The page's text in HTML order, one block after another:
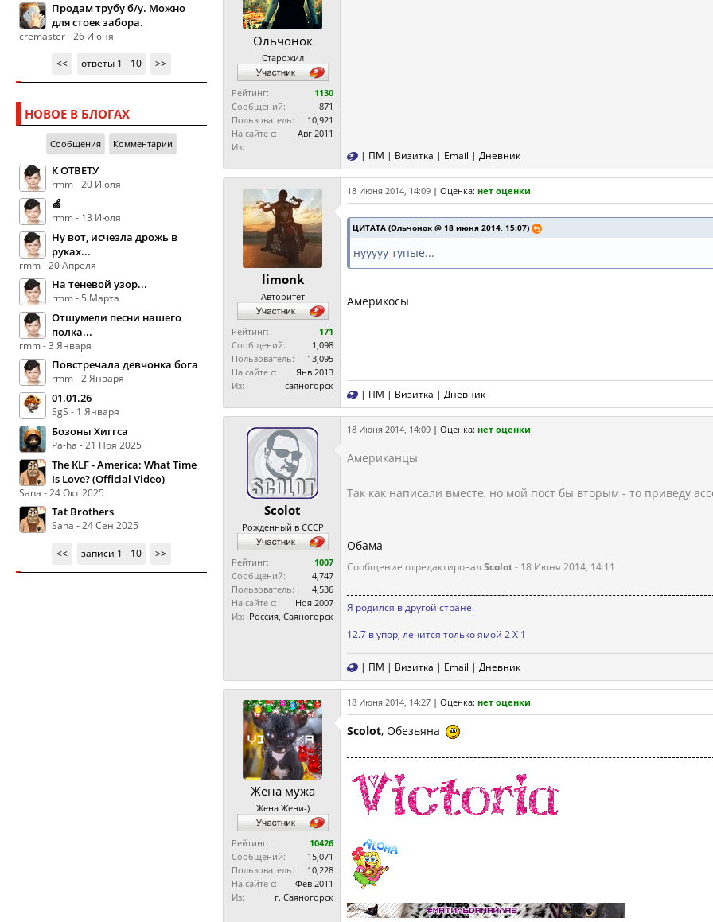
Продам трубу б/у. Можно
для стоек забора.
cremaster - 26 Июня
<<
ответы 1 - 10 >>
НОВОЕ В БЛОГАХ
Сообщения Комментарии
К ОТВЕТУ
rmm - 20 Июля
🍏
rmm - 13 Июля
Ну вот, исчезла дрожь в
руках...
rmm - 20 Апреля
На теневой узор...
rmm - 5 Марта
Отшумели песни нашего
полка...
rmm - 3 Января
Повстречала девчонка бога
rmm - 2 Января
01.01.26
SgS - 1 Января
Бозоны Хиггса
Pa-ha - 21 Ноя 2025
The KLF - America: What Time
Is Love? (Official Video)
Sana - 24 Окт 2025
Tat Brothers
Sana - 24 Сен 2025
<< записи 1 - 10 >>
Ольчонок
Старожил
Рейтинг:
1130
Сообщений:
871
Пользователь:
10,921
На сайте с:
Авг 2011
Из:
| ПМ | Визитка | Email | Дневник
limonk
Авторитет
Рейтинг:
171
Сообщений:
1,098
Пользователь:
13,095
На сайте с:
Янв 2013
Из:
саяногорск
18 Июня 2014, 14:09 | Оценка: нет оценки
ЦИТАТА (Ольчонок @ 18 июня 2014, 15:07)
нууууу тупые...
Америкосы
| ПМ | Визитка | Дневник
Scolot
Рожденный в СССР
Рейтинг:
1007
Сообщений:
4,747
Пользователь:
4,536
На сайте с:
Ноя 2007
Из: Россия, Саяногорск
18 Июня 2014, 14:09 | Оценка: нет оценки
Американцы
Так как написали вместе, но мой пост бы вторым - то приведу
Обама
Сообщение отредактировал Scolot- 18 Июня 2014, 14:11
Я родился в другой стране.
12.7 в упор, лечится только ямой 2 Х 1
| ПМ | Визитка | Email | Дневник
Жена мужа
Жена Жени-)
Рейтинг:
10426
Сообщений:
15,071
Пользователь:
10,228
На сайте с:
Фев 2011
Из:
г. Саяногорск
18 Июня 2014, 14:27 | Оценка: нет оценки
Scolot, Обезьяна